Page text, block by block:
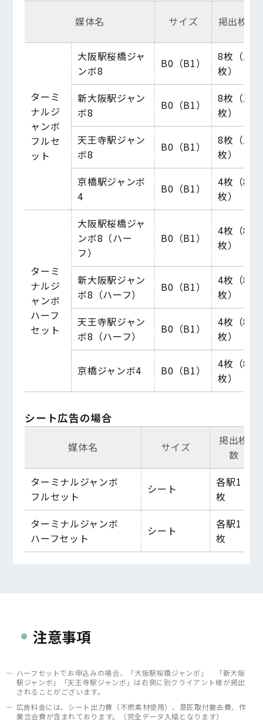
媒体名 サイズ 掲出枚数
ターミ
ナルジ
ャンボ
フルセ
ット
大阪駅桜橋ジャ
ンボ8
B0（B1）
8枚（16
枚）
新大阪駅ジャン
ボ8
B0（B1）
8枚（16
枚）
天王寺駅ジャン
ボ8
B0（B1）
8枚（16
枚）
京橋駅ジャンボ
4
B0（B1）
4枚（8
枚）
ターミ
ナルジ
ャンボ
ハーフ
セット
大阪駅桜橋ジャ
ンボ8（ハー
フ）
B0（B1）
4枚（8
枚）
新大阪駅ジャン
ボ8（ハーフ）
B0（B1）
4枚（8
枚）
天王寺駅ジャン
ボ8（ハーフ）
B0（B1）
4枚（8
枚）
京橋ジャンボ4 B0（B1）
4枚（8
枚）
シート広告の場合
媒体名 サイズ
掲出枚
数
ターミナルジャンボ
フルセット
シート
各駅1
枚
ターミナルジャンボ
ハーフセット
シート
各駅1
枚
注意事項
ハーフセットでお申込みの場合、「大阪駅桜橋ジャンボ」 「新大阪
駅ジャンボ」「天王寺駅ジャンボ」は右側に別クライアント様が掲出
されることがございます。
広告料金には、シート出力費（不燃素材使用）、意匠取付撤去費、作
業立会費が含まれております。（完全データ入稿となります）